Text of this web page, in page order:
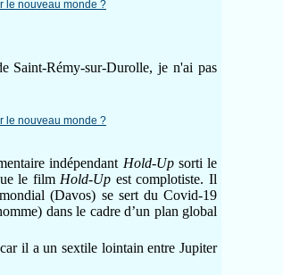
Saint-Rémy-sur-Durolle, je n'ai pas
indépendant Hold-Upsorti le
le film Hold-Up est complotiste. Il
(Davos) se sert du Covid-19
dans le cadre d’un plan global
il a un sextile lointain entre Jupiter